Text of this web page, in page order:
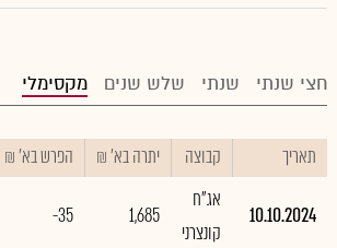
חצי שנתי שנתי שלש שנים מקסימלי
תאריך קבוצה יתרה בא' ₪ הפרש בא' ₪
10.10.2024
אג"ח
קונצרני
1,685
-35